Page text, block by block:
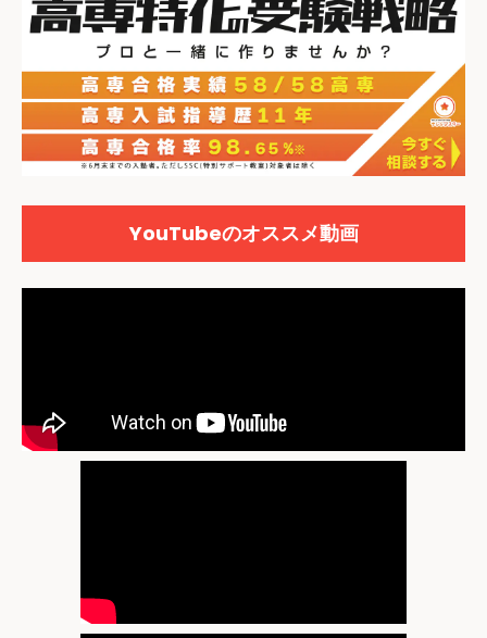
YouTubeのオススメ動画